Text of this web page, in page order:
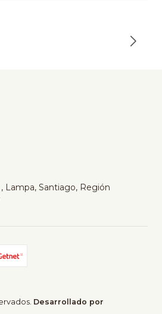
Lampa, Santiago, Región
Desarrollado por